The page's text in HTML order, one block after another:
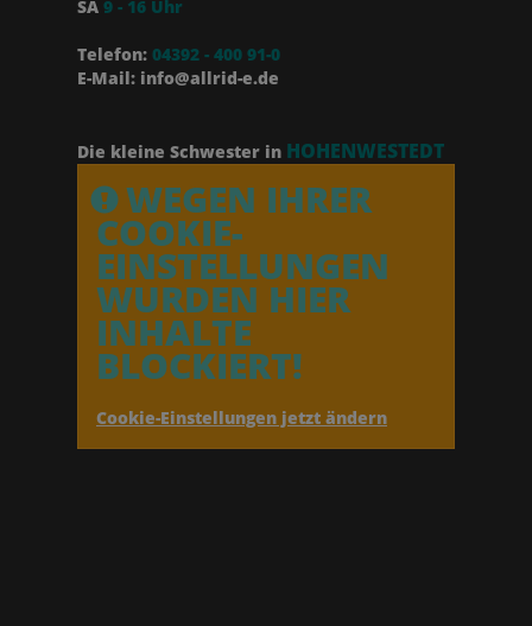
SA 9 - 16 Uhr
Telefon: 04392 - 400 91-0
E-Mail: info@allrid-e.de
Die kleine Schwester in HOHENWESTEDT
WEGEN IHRER
COOKIE-
EINSTELLUNGEN
WURDEN HIER
INHALTE
BLOCKIERT!
Cookie-Einstellungen jetzt ändern